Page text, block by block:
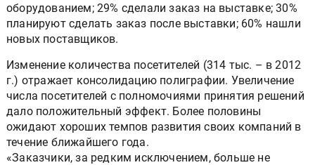
оборудованием; 29% сделали заказ на выставке; 30%
планируют сделать заказ после выставки; 60% нашли
новых поставщиков.
Изменение количества посетителей (314 тыс. – в 2012
г.) отражает консолидацию полиграфии. Увеличение
числа посетителей с полномочиями принятия решений
дало положительный эффект. Более половины
ожидают хороших темпов развития своих компаний в
течение ближайшего года.
«Заказчики, за редким исключением, больше не